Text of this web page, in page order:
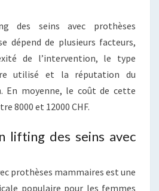
des seins avec prothèses
dépend de plusieurs facteurs,
de l’intervention, le type
utilisé et la réputation du
En moyenne, le coût de cette
8000 et 12000 CHF.
lifting des seins avec
prothèses mammaires est une
populaire pour les femmes